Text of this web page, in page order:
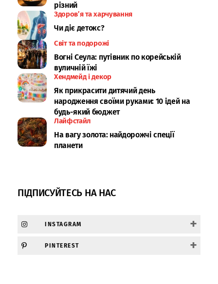
різний
Здоров’я та харчування
Чи діє детокс?
Світ та подорожі
Вогні Сеула: путівник по корейській
вуличній їжі
Хендмейд і декор
Як прикрасити дитячий день
народження своїми руками: 10 ідей на
будь-який бюджет
Лайфстайл
На вагу золота: найдорожчі спеції
планети
ПІДПИСУЙТЕСЬ НА НАС
INSTAGRAM +
PINTEREST +